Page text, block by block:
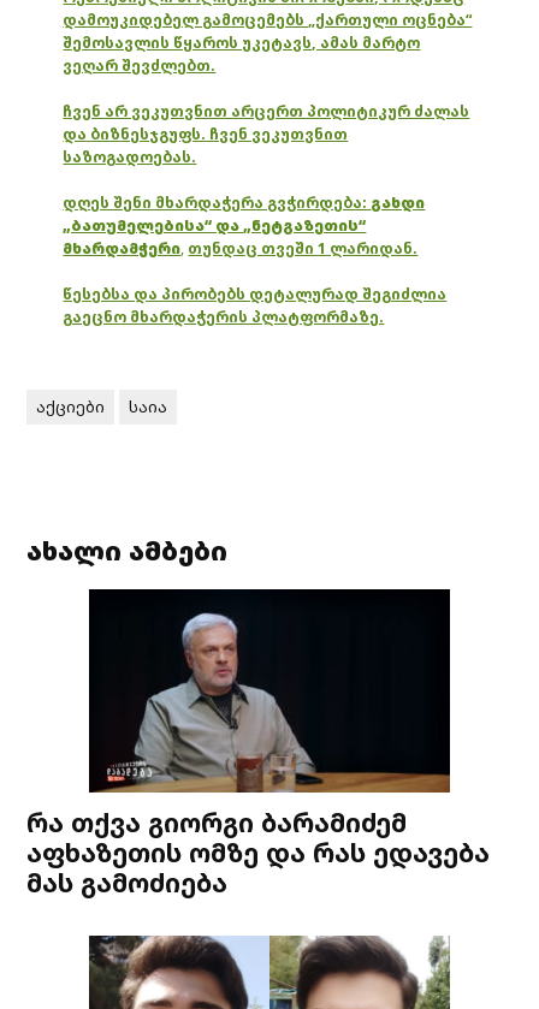
დამოუკიდებელ გამოცემებს „ქართული ოცნება“
შემოსავლის წყაროს უკეტავს, ამას მარტო
ვეღარ შევძლებთ.
ჩვენ არ ვეკუთვნით არცერთ პოლიტიკურ ძალას
და ბიზნესჯგუფს. ჩვენ ვეკუთვნით
საზოგადოებას.
დღეს შენი მხარდაჭერა გვჭირდება: გახდი
„ბათუმელებისა“ და „ნეტგაზეთის“
მხარდამჭერი, თუნდაც თვეში 1 ლარიდან.
წესებსა და პირობებს დეტალურად შეგიძლია
გაეცნო მხარდაჭერის პლატფორმაზე.
აქციები საია
ახალი ამბები
რა თქვა გიორგი ბარამიძემ
აფხაზეთის ომზე და რას ედავება
მას გამოძიება